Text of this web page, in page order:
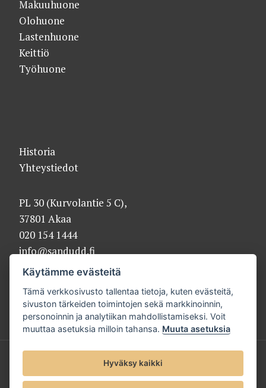
Makuuhuone
Olohuone
Lastenhuone
Keittiö
Työhuone
Historia
Yhteystiedot
PL 30 (Kurvolantie 5 C),
37801 Akaa
020 154 1444
info@sandudd.fi
Tietosuojaseloste
Käytämme evästeitä
Tämä verkkosivusto tallentaa tietoja, kuten evästeitä,
sivuston tärkeiden toimintojen sekä markkinoinnin,
personoinnin ja analytiikan mahdollistamiseksi. Voit
muuttaa asetuksia milloin tahansa. Muuta asetuksia
Hyväksy kaikki